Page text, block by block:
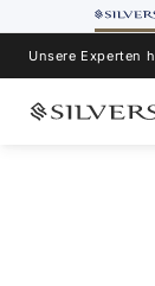
Unsere Experten